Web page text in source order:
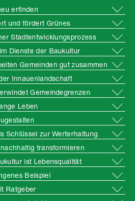
erfinden
und fördert Grünes
Stadtentwicklungsprozess
Dienste der Baukultur
Gemeinden gut zusammen
Innauenlandschaft
Gemeindegrenzen
Leben
Schlüssel zur Werterhaltung
transformieren
ist Lebensqualität
Beispiel
Ratgeber